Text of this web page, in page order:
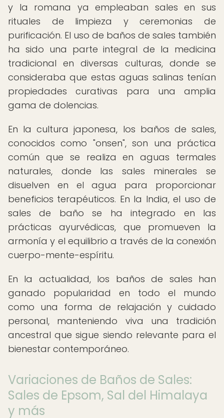
y la romana ya empleaban sales en sus
rituales de limpieza y ceremonias de
purificación. El uso de baños de sales también
ha sido una parte integral de la medicina
tradicional en diversas culturas, donde se
consideraba que estas aguas salinas tenían
propiedades curativas para una amplia
gama de dolencias.
En la cultura japonesa, los baños de sales,
conocidos como "onsen", son una práctica
común que se realiza en aguas termales
naturales, donde las sales minerales se
disuelven en el agua para proporcionar
beneficios terapéuticos. En la India, el uso de
sales de baño se ha integrado en las
prácticas ayurvédicas, que promueven la
armonía y el equilibrio a través de la conexión
cuerpo-mente-espíritu.
En la actualidad, los baños de sales han
ganado popularidad en todo el mundo
como una forma de relajación y cuidado
personal, manteniendo viva una tradición
ancestral que sigue siendo relevante para el
bienestar contemporáneo.
Variaciones de Baños de Sales:
Sales de Epsom, Sal del Himalaya
y más